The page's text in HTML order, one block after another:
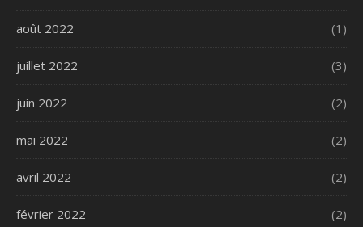
août 2022 (1)
juillet 2022 (3)
juin 2022 (2)
mai 2022 (2)
avril 2022 (2)
février 2022 (2)